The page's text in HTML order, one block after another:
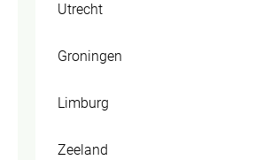
Utrecht
Groningen
Limburg
Zeeland